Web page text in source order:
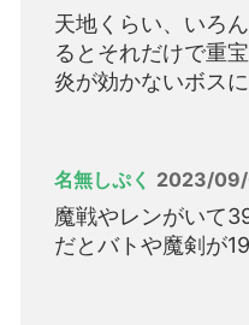
天地くらい、いろ
るとそれだけで重
炎が効かないボス
名無しぷく 2023/
魔戦やレンがいて
だとバトや魔剣が